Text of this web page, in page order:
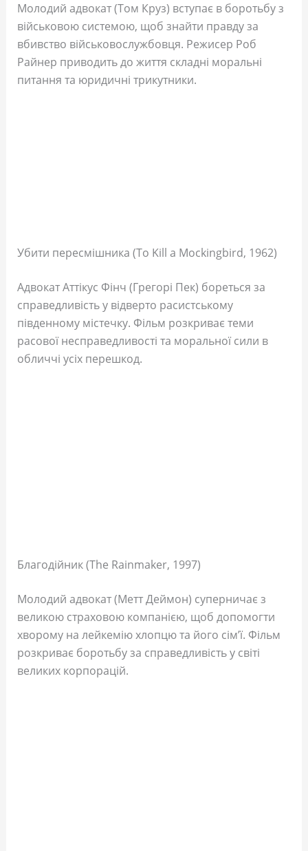
Молодий адвокат (Том Круз) вступає в боротьбу з
військовою системою, щоб знайти правду за
вбивство військовослужбовця. Режисер Роб
Райнер приводить до життя складні моральні
питання та юридичні трикутники.
Убити пересмішника (To Kill a Mockingbird, 1962)
Адвокат Аттікус Фінч (Грегорі Пек) бореться за
справедливість у відверто расистському
південному містечку. Фільм розкриває теми
расової несправедливості та моральної сили в
обличчі усіх перешкод.
Благодійник (The Rainmaker, 1997)
Молодий адвокат (Метт Деймон) суперничає з
великою страховою компанією, щоб допомогти
хворому на лейкемію хлопцю та його сім’ї. Фільм
розкриває боротьбу за справедливість у світі
великих корпорацій.